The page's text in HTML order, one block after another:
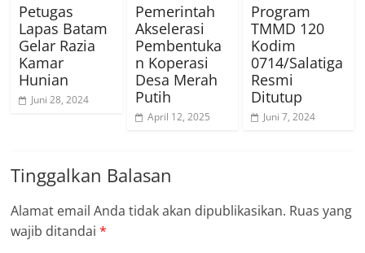
Petugas
Lapas Batam
Gelar Razia
Kamar
Hunian
Juni 28, 2024
Pemerintah
Akselerasi
Pembentuka
n Koperasi
Desa Merah
Putih
April 12, 2025
Program
TMMD 120
Kodim
0714/Salatiga
Resmi
Ditutup
Juni 7, 2024
Tinggalkan Balasan
Alamat email Anda tidak akan dipublikasikan. Ruas yang
wajib ditandai*